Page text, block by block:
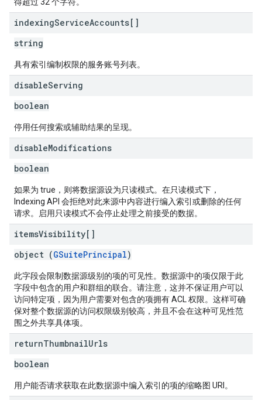
indexingServiceAccounts[]
string
具有索引编制权限的服务账号列表。
disableServing
boolean
停用任何搜索或辅助结果的呈现。
disableModifications
boolean
如果为 true，则将数据源设为只读模式。在只读模式下，
Indexing API 会拒绝对此来源中内容进行编入索引或删除的任何
请求。启用只读模式不会停止处理之前接受的数据。
itemsVisibility[]
object (GSuitePrincipal)
此字段会限制数据源级别的项的可见性。数据源中的项仅限于此
字段中包含的用户和群组的联合。请注意，这并不保证用户可以
访问特定项，因为用户需要对包含的项拥有 ACL 权限。这样可确
保对整个数据源的访问权限级别较高，并且不会在这种可见性范
围之外共享具体项。
returnThumbnailUrls
boolean
用户能否请求获取在此数据源中编入索引的项的缩略图 URI。